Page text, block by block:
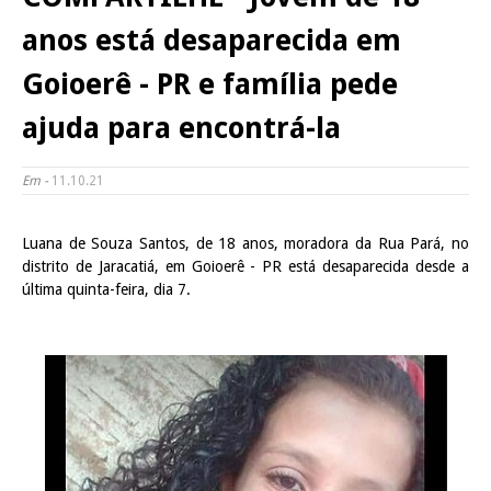
anos está desaparecida em
Goioerê - PR e família pede
ajuda para encontrá-la
Em - 11.10.21
Luana de Souza Santos, de 18 anos, moradora da Rua Pará, no
distrito de Jaracatiá, em Goioerê - PR está desaparecida desde a
última quinta-feira, dia 7.